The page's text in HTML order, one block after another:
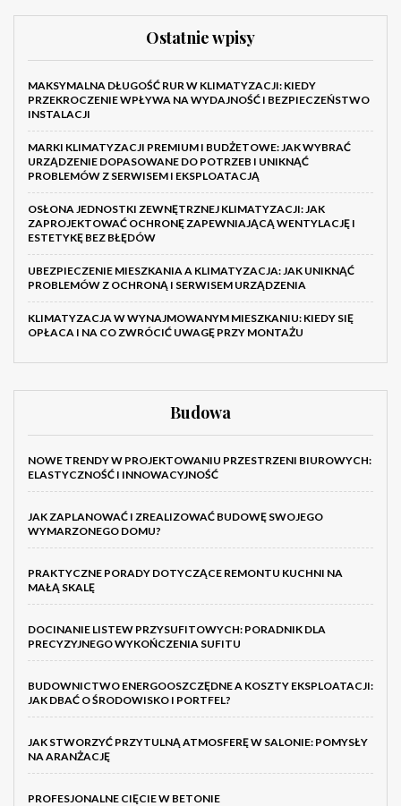
Ostatnie wpisy
MAKSYMALNA DŁUGOŚĆ RUR W KLIMATYZACJI: KIEDY
PRZEKROCZENIE WPŁYWA NA WYDAJNOŚĆ I BEZPIECZEŃSTWO
INSTALACJI
MARKI KLIMATYZACJI PREMIUM I BUDŻETOWE: JAK WYBRAĆ
URZĄDZENIE DOPASOWANE DO POTRZEB I UNIKNĄĆ
PROBLEMÓW Z SERWISEM I EKSPLOATACJĄ
OSŁONA JEDNOSTKI ZEWNĘTRZNEJ KLIMATYZACJI: JAK
ZAPROJEKTOWAĆ OCHRONĘ ZAPEWNIAJĄCĄ WENTYLACJĘ I
ESTETYKĘ BEZ BŁĘDÓW
UBEZPIECZENIE MIESZKANIA A KLIMATYZACJA: JAK UNIKNĄĆ
PROBLEMÓW Z OCHRONĄ I SERWISEM URZĄDZENIA
KLIMATYZACJA W WYNAJMOWANYM MIESZKANIU: KIEDY SIĘ
OPŁACA I NA CO ZWRÓCIĆ UWAGĘ PRZY MONTAŻU
Budowa
NOWE TRENDY W PROJEKTOWANIU PRZESTRZENI BIUROWYCH:
ELASTYCZNOŚĆ I INNOWACYJNOŚĆ
JAK ZAPLANOWAĆ I ZREALIZOWAĆ BUDOWĘ SWOJEGO
WYMARZONEGO DOMU?
PRAKTYCZNE PORADY DOTYCZĄCE REMONTU KUCHNI NA
MAŁĄ SKALĘ
DOCINANIE LISTEW PRZYSUFITOWYCH: PORADNIK DLA
PRECYZYJNEGO WYKOŃCZENIA SUFITU
BUDOWNICTWO ENERGOOSZCZĘDNE A KOSZTY EKSPLOATACJI:
JAK DBAĆ O ŚRODOWISKO I PORTFEL?
JAK STWORZYĆ PRZYTULNĄ ATMOSFERĘ W SALONIE: POMYSŁY
NA ARANŻACJĘ
PROFESJONALNE CIĘCIE W BETONIE